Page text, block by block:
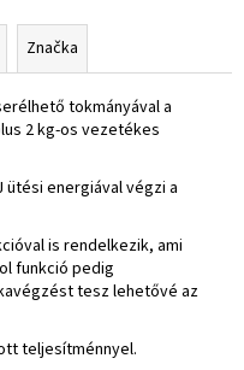
Značka
tokmányával a
2 kg-os vezetékes
energiával végzi a
is rendelkezik, ami
funkció pedig
tesz lehetővé az
teljesítménnyel.